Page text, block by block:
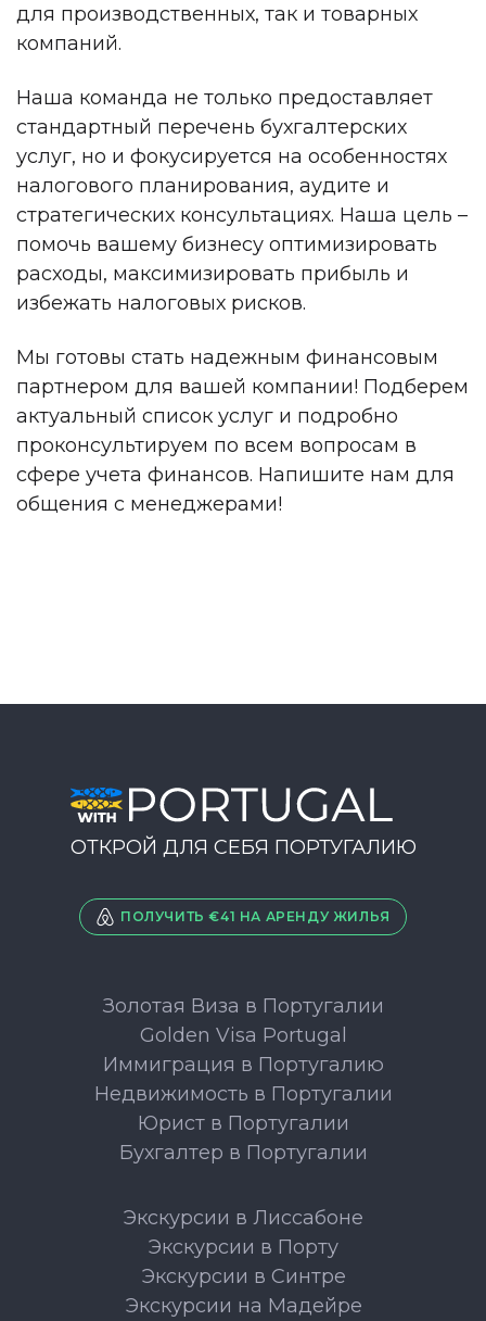
для производственных, так и товарных
компаний.
Наша команда не только предоставляет
стандартный перечень бухгалтерских
услуг, но и фокусируется на особенностях
налогового планирования, аудите и
стратегических консультациях. Наша цель –
помочь вашему бизнесу оптимизировать
расходы, максимизировать прибыль и
избежать налоговых рисков.
Мы готовы стать надежным финансовым
партнером для вашей компании! Подберем
актуальный список услуг и подробно
проконсультируем по всем вопросам в
сфере учета финансов. Напишите нам для
общения с менеджерами!
ОТКРОЙ ДЛЯ СЕБЯ ПОРТУГАЛИЮ
ПОЛУЧИТЬ €41 НА АРЕНДУ ЖИЛЬЯ
Золотая Виза в Португалии
Golden Visa Portugal
Иммиграция в Португалию
Недвижимость в Португалии
Юрист в Португалии
Бухгалтер в Португалии
Экскурсии в Лиссабоне
Экскурсии в Порту
Экскурсии в Синтре
Экскурсии на Мадейре